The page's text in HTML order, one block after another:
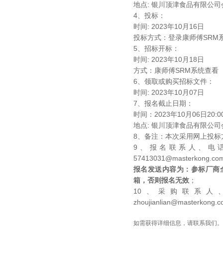
地点: 银川顶津食品有限公司
4 、投标：
时间: 2023年10月 16日
投标方式：登录康师傅SRM
5 、招标开标：
时间: 2023年10月 18日
方式：康师傅SRM系统查看
6 、领取或购买招标文件：
时间: 2023年10月07日
7 、报名截止日期：
时间： 2023年10月06日
地点: 银川顶津食品有限公司
8 、备注：本次采用网上投
9 、报名联系人、
报名发送内容为：参标厂
箱，否则报名无效 ；
10 、采购联系人
如需获得详细信息，请联系我们。